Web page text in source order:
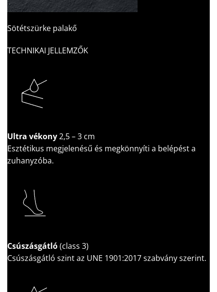
Sötétszürke palakő
TECHNIKAI JELLEMZŐK
Ultra vékony2,5 – 3 cm
Esztétikus megjelenésű és megkönnyíti a belépést a
zuhanyzóba.
Csúszásgátló(class 3)
Csúszásgátló szint az UNE 1901:2017 szabvány szerint.